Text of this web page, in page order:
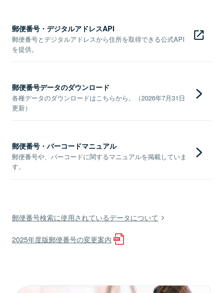
郵便番号・デジタルアドレスAPI
郵便番号とデジタルアドレスから住所を取得できる公式API
を提供。
郵便番号データのダウンロード
各種データのダウンロードはこちらから。（2026年7月31日
更新）
郵便番号・バーコードマニュアル
郵便番号や、バーコードに関するマニュアルを掲載していま
す。
郵便番号検索に使用されているデータについて
2025年度版郵便番号の変更案内